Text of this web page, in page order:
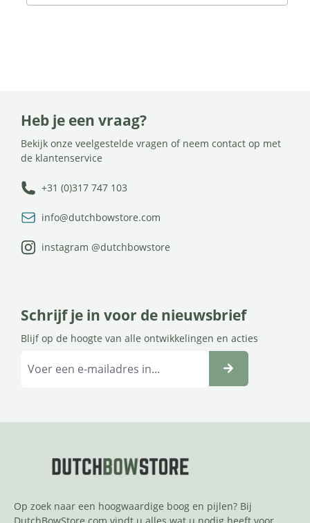
Heb je een vraag?
Bekijk onze veelgestelde vragen of neem contact op met
de klantenservice
+31 (0)317 747 103
info@dutchbowstore.com
instagram @dutchbowstore
Schrijf je in voor de nieuwsbrief
Blijf op de hoogte van alle ontwikkelingen en acties
Op zoek naar een hoogwaardige boog en pijlen? Bij